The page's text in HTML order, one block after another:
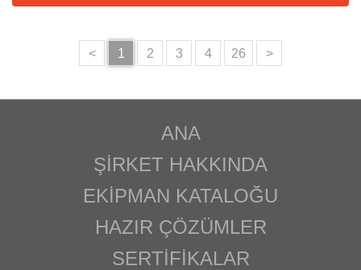
< 1 2 3 4 26 >
ANA
ŞIRKET HAKKINDA
EKIPMAN KATALOĞU
HAZIR ÇÖZÜMLER
SERTIFIKALAR